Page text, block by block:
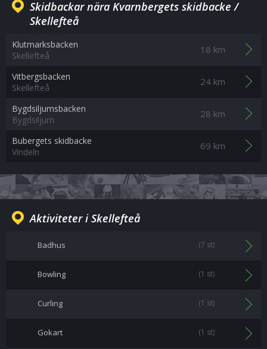
Skidbackar nära Kvarnbergets skidbacke /
Skellefteå
Klutmarksbacken
Skellefteå
18 km
Vitbergsbacken
Skellefteå
24 km
Bygdsiljumsbacken
Bygdsiljum
28 km
Bubergets skidbacke
Vindeln
69 km
Aktiviteter i Skellefteå
Badhus (7 st)
Bowling (1 st)
Curling (1 st)
Gokart (1 st)